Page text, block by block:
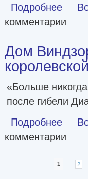
Подробнее о
комментарии
Дом
«Больше
после гибели
Подробнее о Дом
комментарии
1 2